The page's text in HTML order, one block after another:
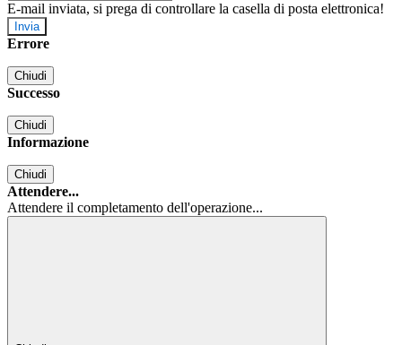
E-mail inviata, si prega di controllare la casella di posta elettronica!
Errore
Chiudi
Successo
Chiudi
Informazione
Chiudi
Attendere...
Attendere il completamento dell'operazione...